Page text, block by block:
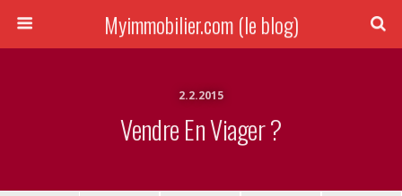
Myimmobilier.com (le blog)
2.2.2015
Vendre En Viager ?